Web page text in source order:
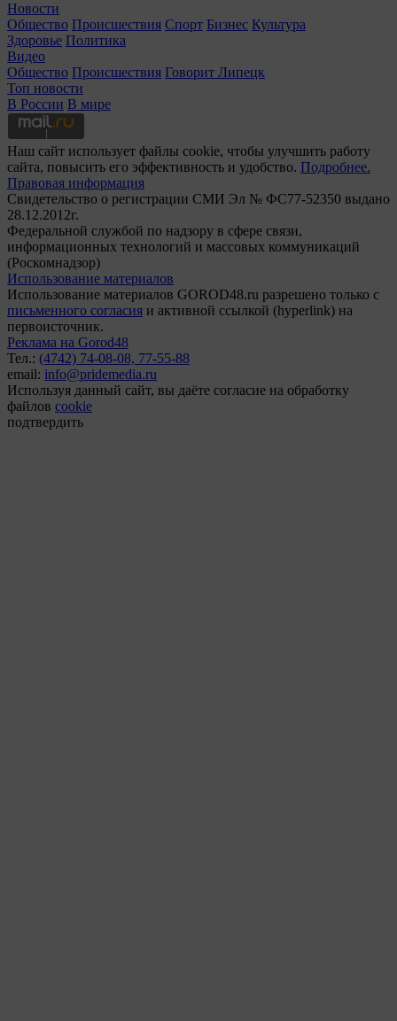
Новости
Общество Происшествия Спорт Бизнес Культура
Здоровье Политика
Видео
Общество Происшествия Говорит Липецк
Топ новости
В России В мире
Наш сайт использует файлы cookie, чтобы улучшить работу
сайта, повысить его эффективность и удобство. Подробнее.
Правовая информация
Свидетельство о регистрации СМИ Эл № ФС77-52350 выдано
28.12.2012г.
Федеральной службой по надзору в сфере связи,
информационных технологий и массовых коммуникаций
(Роскомнадзор)
Использование материалов
Использование материалов GOROD48.ru разрешено только с
письменного согласия и активной ссылкой (hyperlink) на
первоисточник.
Реклама на Gorod48
Тел.: (4742) 74-08-08, 77-55-88
email: info@pridemedia.ru
Используя данный сайт, вы даёте согласие на обработку
файлов cookie
подтвердить